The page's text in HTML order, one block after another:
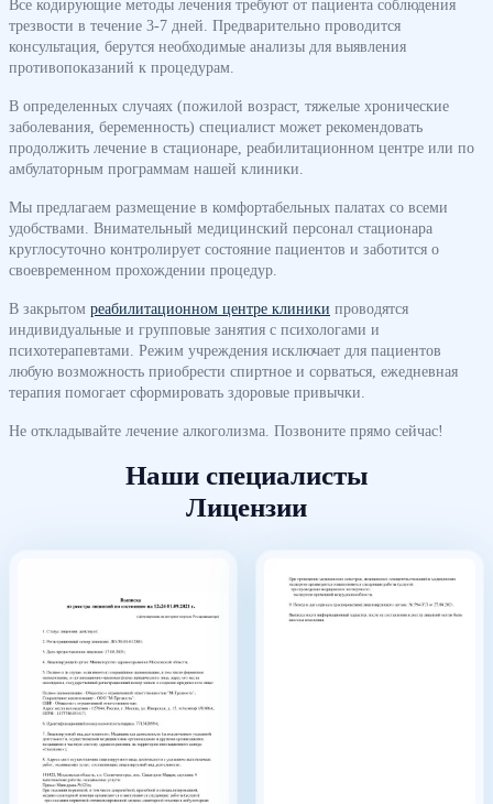
Все кодирующие методы лечения требуют от пациента соблюдения
трезвости в течение 3-7 дней. Предварительно проводится
консультация, берутся необходимые анализы для выявления
противопоказаний к процедурам.
В определенных случаях (пожилой возраст, тяжелые хронические
заболевания, беременность) специалист может рекомендовать
продолжить лечение в стационаре, реабилитационном центре или по
амбулаторным программам нашей клиники.
Мы предлагаем размещение в комфортабельных палатах со всеми
удобствами. Внимательный медицинский персонал стационара
круглосуточно контролирует состояние пациентов и заботится о
своевременном прохождении процедур.
В закрытом реабилитационном центре клиники проводятся
индивидуальные и групповые занятия с психологами и
психотерапевтами. Режим учреждения исключает для пациентов
любую возможность приобрести спиртное и сорваться, ежедневная
терапия помогает сформировать здоровые привычки.
Не откладывайте лечение алкоголизма. Позвоните прямо сейчас!
Наши специалисты
Лицензии